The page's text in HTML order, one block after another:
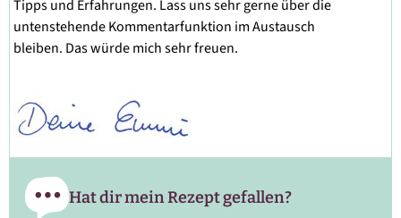
Tipps und Erfahrungen. Lass uns sehr gerne über die
untenstehende Kommentarfunktion im Austausch
bleiben. Das würde mich sehr freuen.
Hat dir mein Rezept gefallen?